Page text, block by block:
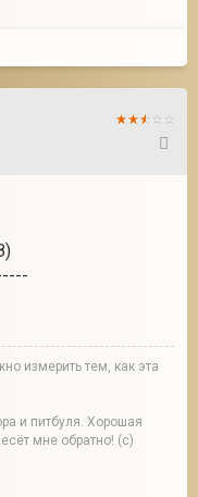
измерить тем, как эта
и питбуля. Хорошая
мне обратно! (с)